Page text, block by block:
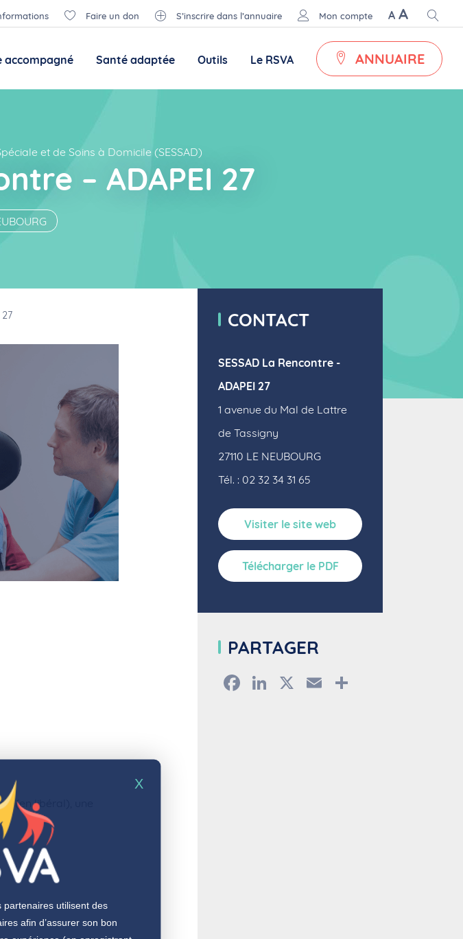
Faire un don S’inscrire dans l’annuaire Mon compte A A
accompagné Santé adaptée Outils Le RSVA ANNUAIRE
et de Soins à Domicile (SESSAD)
– ADAPEI 27
CONTACT
SESSAD La Rencontre -
ADAPEI 27
1 avenue du Mal de Lattre
de Tassigny
27110 LE NEUBOURG
Tél. : 02 32 34 31 65
Visiter le site web
Télécharger le PDF
PARTAGER
Facebook
LinkedIn
X Email
27
(en libéral), une
X
partenaires utilisent des
afin d’assurer son bon